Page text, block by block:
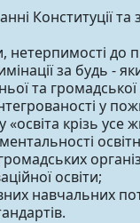
Конституції та
до
за будь -
та громадської
у
крізь усе
освіти;
навчальних